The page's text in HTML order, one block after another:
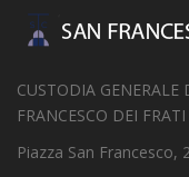
CUSTODIA GENERALE
FRANCESCO DEI
Piazza San Francesco,